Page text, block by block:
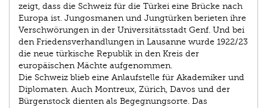
zeigt, dass die Schweiz für die Türkei eine Brücke nach
Europa ist. Jungosmanen und Jungtürken berieten ihre
Verschwörungen in der Universitätsstadt Genf. Und bei
den Friedensverhandlungen in Lausanne wurde 1922/23
die neue türkische Republik in den Kreis der
europäischen Mächte aufgenommen.
Die Schweiz blieb eine Anlaufstelle für Akademiker und
Diplomaten. Auch Montreux, Zürich, Davos und der
Bürgenstock dienten als Begegnungsorte. Das